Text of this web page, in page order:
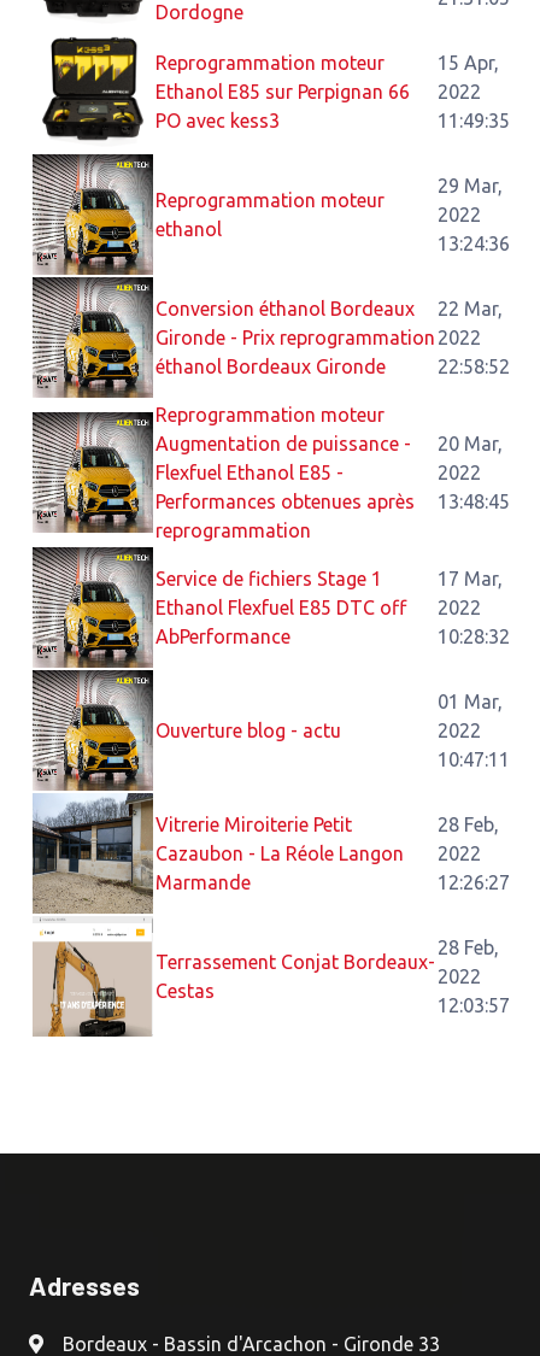
Dordogne
Reprogrammation moteur
Ethanol E85 sur Perpignan 66
PO avec kess3
15 Apr,
2022
11:49:35
Reprogrammation moteur
ethanol
29 Mar,
2022
13:24:36
Conversion éthanol Bordeaux
Gironde - Prix reprogrammation
éthanol Bordeaux Gironde
22 Mar,
2022
22:58:52
Reprogrammation moteur
Augmentation de puissance -
Flexfuel Ethanol E85 -
Performances obtenues après
reprogrammation
20 Mar,
2022
13:48:45
Service de fichiers Stage 1
Ethanol Flexfuel E85 DTC off
AbPerformance
17 Mar,
2022
10:28:32
Ouverture blog - actu
01 Mar,
2022
10:47:11
Vitrerie Miroiterie Petit
Cazaubon - La Réole Langon
Marmande
28 Feb,
2022
12:26:27
Terrassement Conjat Bordeaux-
Cestas
28 Feb,
2022
12:03:57
Adresses
Bordeaux - Bassin d'Arcachon - Gironde 33